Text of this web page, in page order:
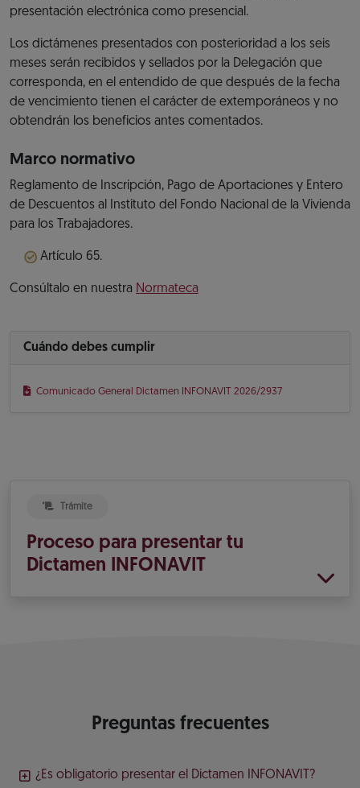
presentación electrónica como presencial.
Los dictámenes presentados con posterioridad a los seis
meses serán recibidos y sellados por la Delegación que
corresponda, en el entendido de que después de la fecha
de vencimiento tienen el carácter de extemporáneos y no
obtendrán los beneficios antes comentados.
Marco normativo
Reglamento de Inscripción, Pago de Aportaciones y Entero
de Descuentos al Instituto del Fondo Nacional de la Vivienda
para los Trabajadores.
Artículo 65.
Consúltalo en nuestra Normateca
Cuándo debes cumplir
Comunicado General Dictamen INFONAVIT 2026/2937
Trámite
Proceso para presentar tu
Dictamen INFONAVIT
Preguntas frecuentes
¿Es obligatorio presentar el Dictamen INFONAVIT?